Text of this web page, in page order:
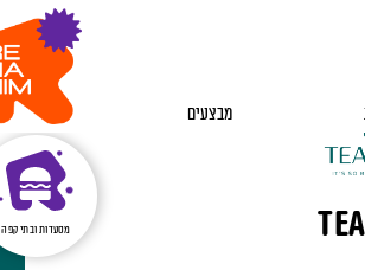
מבצעים
מסעדות ובתי קפה